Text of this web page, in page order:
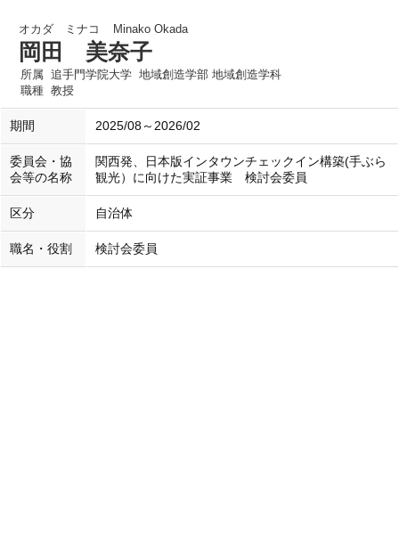
オカダ ミナコ Minako Okada
岡田 美奈子
所属 追手門学院大学 地域創造学部 地域創造学科
職種 教授
期間 2025/08～2026/02
委員会・協
会等の名称
関西発、日本版インタウンチェックイン構築(手ぶら
観光）に向けた実証事業 検討会委員
区分 自治体
職名・役割 検討会委員